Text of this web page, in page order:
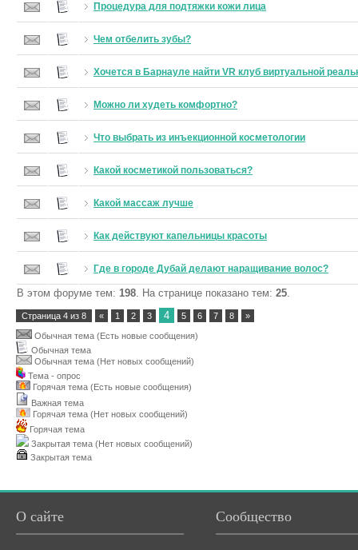
Процедура для подтяжки кожи лица
Чем отбелить зубы?
Хочется в Барнауле найти VR клуб виртуальной
Можно ли худеть комфортно?
Что выбрать из инъекционной косметологии
Какой косметикой пользоваться?
Какой массаж лучше
Как действуют капельницы красоты
Где в городе Дубай делают наращивание волос?
В этом форуме тем: 198. На странице показано тем: 25.
Страница 4 из 8 « 1 2 3 4 5 6 7 8 »
Обычная тема (Есть новые сообщения)
Обычная тема
Обычная тема (Нет новых сообщений)
Тема - опрос
Горячая тема (Есть новые сообщения)
Важная тема
Горячая тема (Нет новых сообщений)
Горячая тема
Закрытая тема (Нет новых сообщений)
Закрытая тема
О сайте Сообщество